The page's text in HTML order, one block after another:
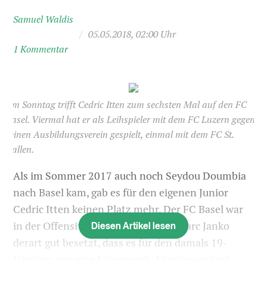
Samuel Waldis
/ 05.05.2018, 02:00 Uhr
1 Kommentar
Am Sonntag trifft Cedric Itten zum sechsten Mal auf den FC
Basel. Viermal hat er als Leihspieler mit dem FC Luzern gegen
seinen Ausbildungsverein gespielt, einmal mit dem FC St.
Gallen.
Als im Sommer 2017 auch noch Seydou Doumbia
nach Basel kam, gab es für den eigenen Junior
Cedric Itten keinen Platz mehr. Der FC Basel war
in der Offensive mit Doumbia und Marc Janko
derart gut besetzt, dass es für den damals 19-
Diesen Artikel lesen